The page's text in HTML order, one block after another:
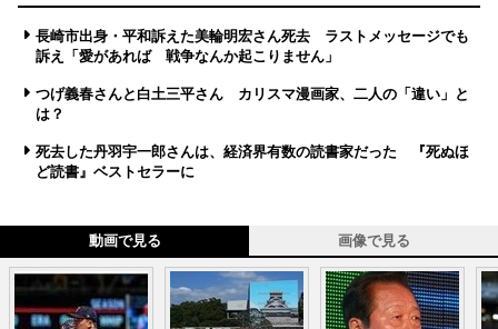
長崎市出身・平和訴えた美輪明宏さん死去 ラストメッセージでも
訴え「愛があれば 戦争なんか起こりません」
つげ義春さんと白土三平さん カリスマ漫画家、二人の「違い」と
は？
死去した丹羽宇一郎さんは、経済界有数の読書家だった 『死ぬほ
ど読書』ベストセラーに
動画で見る 画像で見る